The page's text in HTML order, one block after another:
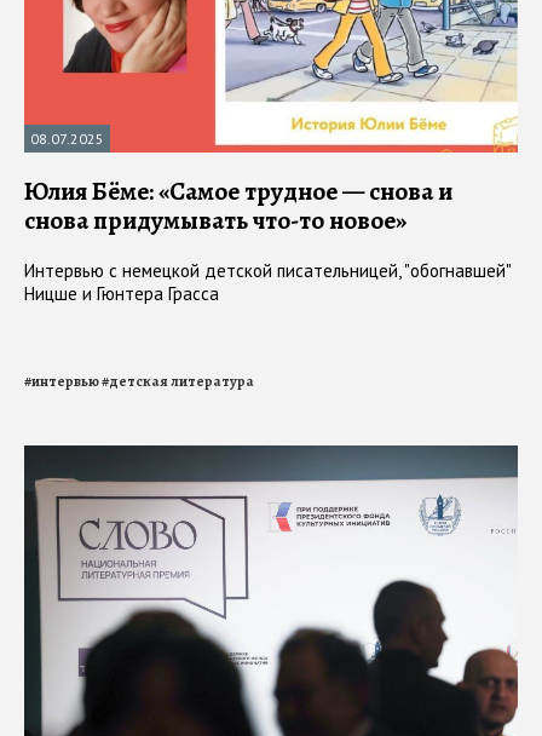
08.07.2025
Юлия Бёме: «Самое трудное — снова и
снова придумывать что-то новое»
Интервью с немецкой детской писательницей, "обогнавшей"
Ницше и Гюнтера Грасса
#интервью#детская литература